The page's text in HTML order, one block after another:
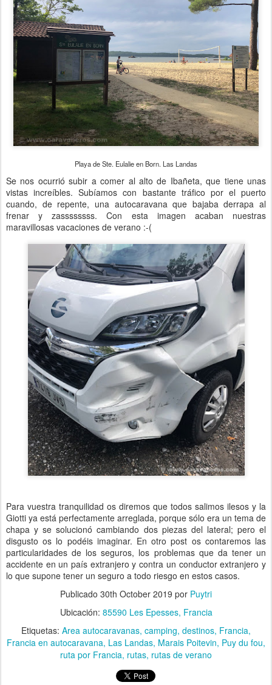
Playa de Ste. Eulalie en Born. Las Landas
Se nos ocurrió subir a comer al alto de Ibañeta, que tiene unas
vistas increíbles. Subíamos con bastante tráfico por el puerto
cuando, de repente, una autocaravana que bajaba derrapa al
frenar y zassssssss. Con esta imagen acaban nuestras
maravillosas vacaciones de verano :-(
Para vuestra tranquilidad os diremos que todos salimos ilesos y la
Giotti ya está perfectamente arreglada, porque sólo era un tema de
chapa y se solucionó cambiando dos piezas del lateral; pero el
disgusto os lo podéis imaginar. En otro post os contaremos las
particularidades de los seguros, los problemas que da tener un
accidente en un país extranjero y contra un conductor extranjero y
lo que supone tener un seguro a todo riesgo en estos casos.
Publicado 30th October 2019 por Puytri
Ubicación: 85590 Les Epesses, Francia
Etiquetas: Area autocaravanas camping destinos Francia
Francia en autocaravana Las Landas Marais Poitevin Puy du fou
ruta por Francia rutas rutas de verano